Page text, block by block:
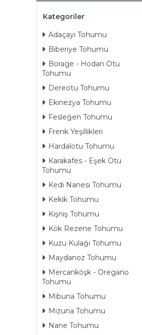
Kategoriler
Adaçayı Tohumu
Biberiye Tohumu
Borage - Hodan Otu
Tohumu
Dereotu Tohumu
Ekinezya Tohumu
Fesleğen Tohumu
Frenk Yeşillikleri
Hardalotu Tohumu
Karakafes - Eşek Otu
Tohumu
Kedi Nanesi Tohumu
Kekik Tohumu
Kişniş Tohumu
Kök Rezene Tohumu
Kuzu Kulağı Tohumu
Maydanoz Tohumu
Mercanköşk - Oregano
Tohumu
Mibuna Tohumu
Mizuna Tohumu
Nane Tohumu